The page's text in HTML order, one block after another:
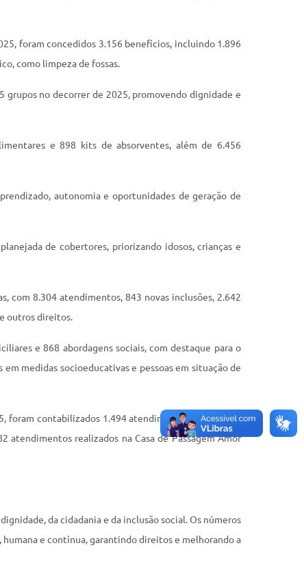
foram concedidos 3.156 benefícios, incluindo 1.896
como limpeza de fossas.
grupos no decorrer de 2025, promovendo dignidade e
e 898 kits de absorventes, além de 6.456
autonomia e oportunidades de geração de
de cobertores, priorizando idosos, crianças e
com 8.304 atendimentos, 843 novas inclusões, 2.642
outros direitos.
e 868 abordagens sociais, com destaque para o
medidas socioeducativas e pessoas em situação de
foram contabilizados 1.494 atendimentos, 925 visitas
realizados na Casa de Passagem Amor
da cidadania e da inclusão social. Os números
e contínua, garantindo direitos e melhorando a